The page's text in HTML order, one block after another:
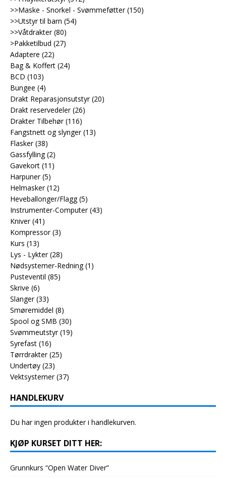
>>Maske - Snorkel - Svømmeføtter (150)
>>Utstyr til barn (54)
>>Våtdrakter (80)
>Pakketilbud (27)
Adaptere (22)
Bag & Koffert (24)
BCD (103)
Bungee (4)
Drakt Reparasjonsutstyr (20)
Drakt reservedeler (26)
Drakter Tilbehør (116)
Fangstnett og slynger (13)
Flasker (38)
Gassfylling (2)
Gavekort (11)
Harpuner (5)
Helmasker (12)
Heveballonger/Flagg (5)
Instrumenter-Computer (43)
Kniver (41)
Kompressor (3)
Kurs (13)
Lys - Lykter (28)
Nødsystemer-Redning (1)
Pusteventil (85)
Skrive (6)
Slanger (33)
Smøremiddel (8)
Spool og SMB (30)
Svømmeutstyr (19)
Syrefast (16)
Tørrdrakter (25)
Undertøy (23)
Vektsystemer (37)
HANDLEKURV
Du har ingen produkter i handlekurven.
KJØP KURSET DITT HER:
Grunnkurs “Open Water Diver”